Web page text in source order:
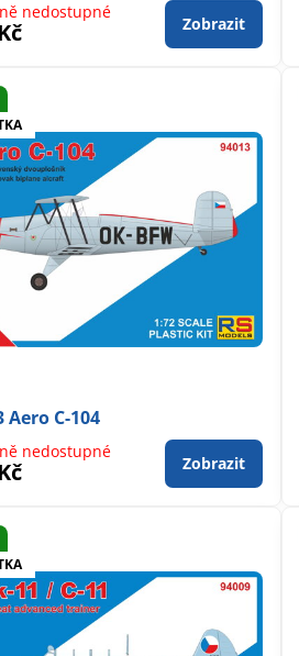
nedostupné
Zobrazit
Aero C-104
nedostupné
Zobrazit